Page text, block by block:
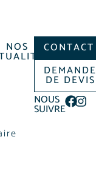
NOS
CONTACT
DE DEVIS
NOUS
SUIVRE